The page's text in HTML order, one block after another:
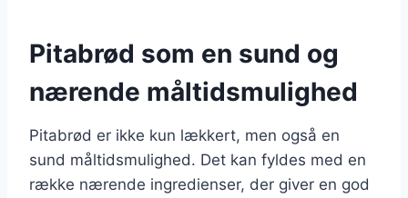
Pitabrød som en sund og
nærende måltidsmulighed
Pitabrød er ikke kun lækkert, men også en
sund måltidsmulighed. Det kan fyldes med en
række nærende ingredienser, der giver en god